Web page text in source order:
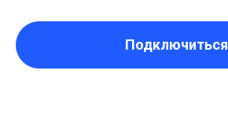
Подключиться